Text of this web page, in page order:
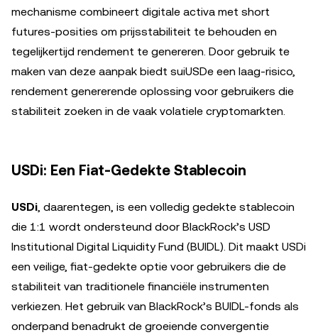
mechanisme combineert digitale activa met short
futures-posities om prijsstabiliteit te behouden en
tegelijkertijd rendement te genereren. Door gebruik te
maken van deze aanpak biedt suiUSDe een laag-risico,
rendement genererende oplossing voor gebruikers die
stabiliteit zoeken in de vaak volatiele cryptomarkten.
USDi: Een Fiat-Gedekte Stablecoin
USDi, daarentegen, is een volledig gedekte stablecoin
die 1:1 wordt ondersteund door BlackRock’s USD
Institutional Digital Liquidity Fund (BUIDL). Dit maakt USDi
een veilige, fiat-gedekte optie voor gebruikers die de
stabiliteit van traditionele financiële instrumenten
verkiezen. Het gebruik van BlackRock’s BUIDL-fonds als
onderpand benadrukt de groeiende convergentie